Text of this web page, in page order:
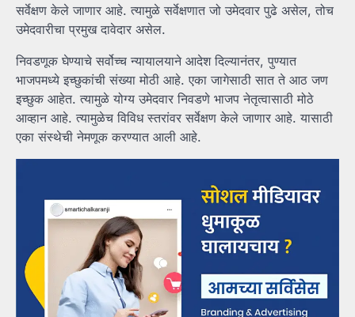
सर्वेक्षण केले जाणार आहे. त्यामुळे सर्वेक्षणात जो उमेदवार पुढे असेल, तोच
उमेदवारीचा प्रमुख दावेदार असेल.
निवडणूक घेण्याचे सर्वोच्च न्यायालयाने आदेश दिल्यानंतर, पुण्यात
भाजपमध्ये इच्छुकांची संख्या मोठी आहे. एका जागेसाठी सात ते आठ जण
इच्छुक आहेत. त्यामुळे योग्य उमेदवार निवडणे भाजप नेतृत्वासाठी मोठे
आव्हान आहे. त्यामुळेच विविध स्तरांवर सर्वेक्षण केले जाणार आहे. यासाठी
एका संस्थेची नेमणूक करण्यात आली आहे.